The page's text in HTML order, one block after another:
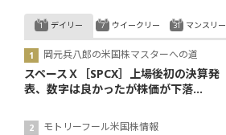
デイリー
岡元兵八郎の米国株マスターへの道
スペースＸ［SPCX］上場後初の決算発
表、数字は良かったが株価が下落...
モトリーフール米国株情報
ウイークリー マンスリー